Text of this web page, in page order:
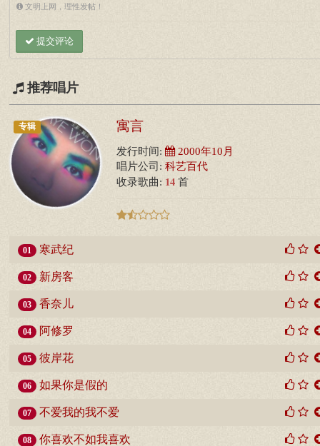
文明上网，理性发帖！
提交评论
推荐唱片
专辑 寓言
发行时间: 2000年10月
唱片公司: 科艺百代
收录歌曲: 14 首
01 寒武纪
02 新房客
03 香奈儿
04 阿修罗
05 彼岸花
06 如果你是假的
07 不爱我的我不爱
08 你喜欢不如我喜欢